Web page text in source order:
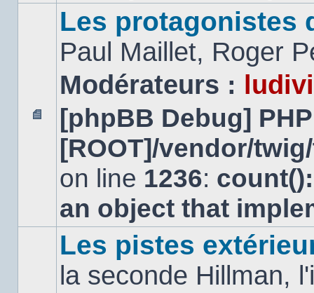
Aucun
message
non
Les protagonistes
Paul Maillet, Roger
Modérateurs :
[phpBB Debug]
[ROOT]/vendor/
on line 1236:
an object that
Les pistes
la seconde Hillman,